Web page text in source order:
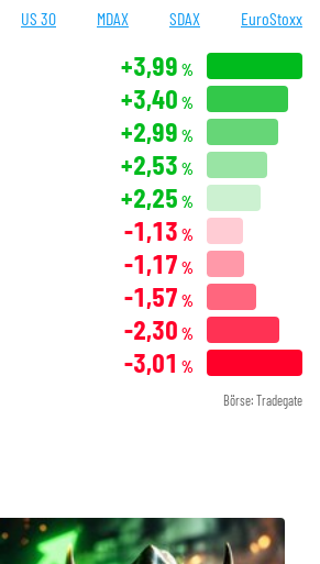
US 30 MDAX SDAX EuroStoxx
+3,99 %
+3,40 %
+2,99 %
+2,53 %
+2,25 %
-1,13 %
-1,17 %
-1,57 %
-2,30 %
-3,01 %
Börse: Tradegate